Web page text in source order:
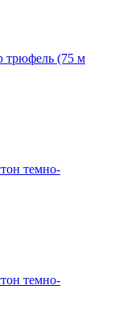
трюфель (75 м
темно-
темно-